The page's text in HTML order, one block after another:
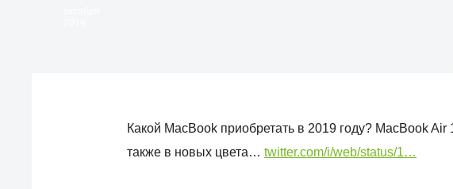
Какой MacBook приобретать в 2019 году? MacBook
также в новых цвета… twitter.com/i/web/status/1…